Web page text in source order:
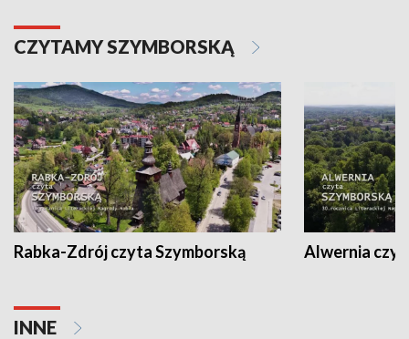
CZYTAMY SZYMBORSKĄ
Rabka-Zdrój czyta Szymborską Alwernia
INNE